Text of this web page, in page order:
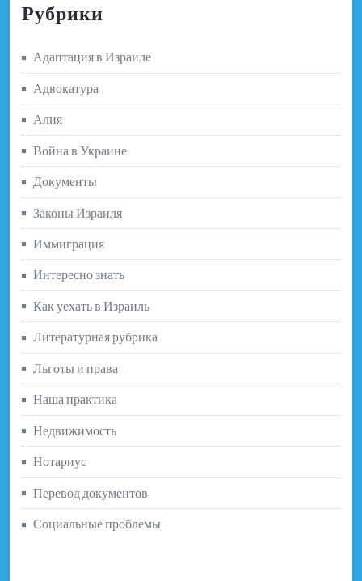
Рубрики
Адаптация в Израиле
Адвокатура
Алия
Война в Украине
Документы
Законы Израиля
Иммиграция
Интересно знать
Как уехать в Израиль
Литературная рубрика
Льготы и права
Наша практика
Недвижимость
Нотариус
Перевод документов
Социальные проблемы